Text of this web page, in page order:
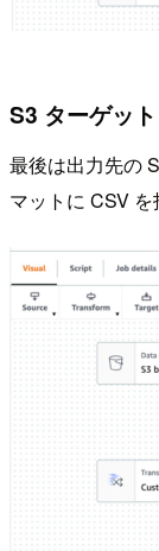
S3 ターゲット
最後は出力先の
マットに CSV を